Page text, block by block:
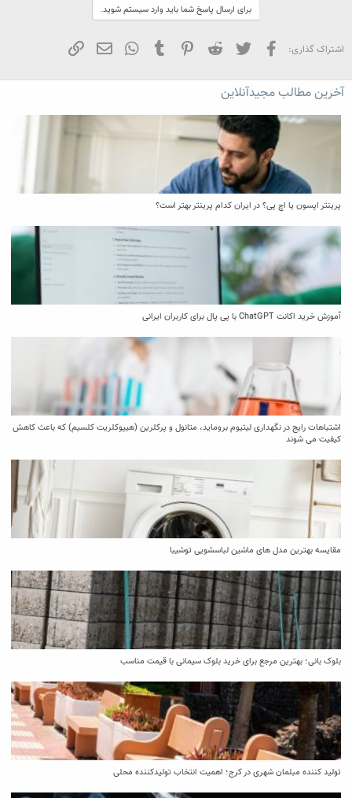
برای ارسال پاسخ شما باید وارد سیستم شوید.
اشتراک گذاری: فیسبوک تویتر Reddit
Pinterest
Tumblr
WhatsApp
ایمیل
آخرین مطالب مجیدآنلاین
پرینتر اپسون یا اچ پی؟ در ایران کدام پرینتر بهتر است؟
آموزش خرید اکانت ChatGPT با پی پال برای کاربران ایرانی
اشتباهات رایج در نگهداری لیتیوم بروماید، متانول و پرکلرین (هیپوکلریت کلسیم) که باعث کاهش
کیفیت می‌ شوند
مقایسه بهترین مدل ‌های ماشین لباسشویی توشیبا
بلوک بانی؛ بهترین مرجع برای خرید بلوک سیمانی با قیمت مناسب
تولید کننده مبلمان شهری در کرج؛ اهمیت انتخاب تولیدکننده محلی